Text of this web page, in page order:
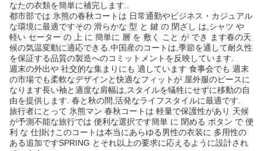
なたの衣類を簡単に補完します..
都市部では 氷熊の春秋コートは 日常通勤やビジネス・カジュアル
な環境に最適ですその 滑らかな 型 と 鍵 の 閉ざし は,シャツ や
軽い セーター の 上 に 簡単に 層 を 敷く こと が でき ます春の天
候の気温変動に適応できる.中国産のコートは,季節を通して耐久性
を保証する品質の製造へのコミットメントを反映しています.
週末の外出や 社交的な集まりにも 適しています 食事会でも 週末
の市場でも柔軟なデザインと快適なフィットが 屋外服のピースに
なります長い袖と適度な肩幅は,スタイルを犠牲にせずに移動の自
由を提供します. 春と秋の間,活発なライフスタイルに最適です.
旅行者にとって 氷熊マン 春秋コートは 軽量で保護性があり 天候
が予測不能な旅行では 便利な選択です簡単 に 閉める ボタン で 便
利 な 仕掛けこのコートは本当にあらゆる男性の衣装に 多用性の
ある追加ですSPRING とそれ以上の要求に応えるように設計され